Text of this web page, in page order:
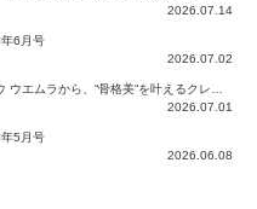
2026.07.14
6月号
2026.07.02
2026.07.01
5月号
2026.06.08